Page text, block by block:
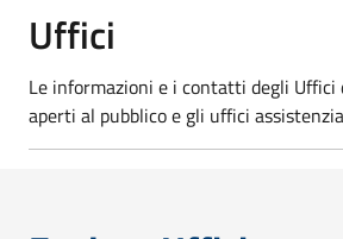
Uffici
Le informazioni e i contatti degli
aperti al pubblico e gli uffici